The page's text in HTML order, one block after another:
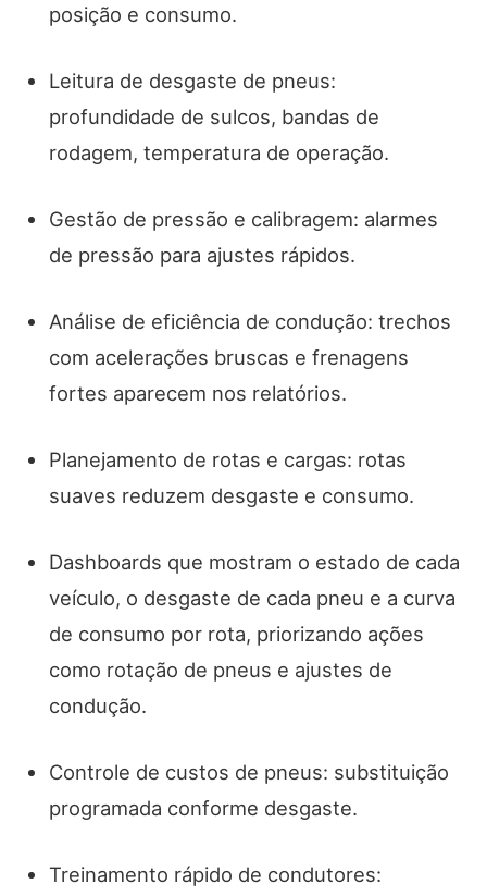
posição e consumo.
Leitura de desgaste de pneus:
profundidade de sulcos, bandas de
rodagem, temperatura de operação.
Gestão de pressão e calibragem: alarmes
de pressão para ajustes rápidos.
Análise de eficiência de condução: trechos
com acelerações bruscas e frenagens
fortes aparecem nos relatórios.
Planejamento de rotas e cargas: rotas
suaves reduzem desgaste e consumo.
Dashboards que mostram o estado de cada
veículo, o desgaste de cada pneu e a curva
de consumo por rota, priorizando ações
como rotação de pneus e ajustes de
condução.
Controle de custos de pneus: substituição
programada conforme desgaste.
Treinamento rápido de condutores: